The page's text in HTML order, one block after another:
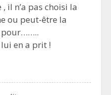
il n’a pas choisi la
ou peut-être la
pour……..
en a prit !